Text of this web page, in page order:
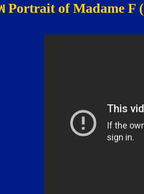
Portrait of Madame F